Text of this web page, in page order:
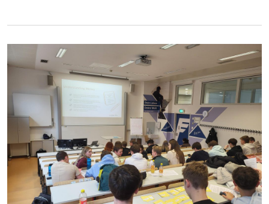
sich an erfahrene Fach- und Führungskräfte der
Bankenbranche und vermittelt praxisnahes Management-
Know-how mit starkem Bezug zur Bankpraxis.